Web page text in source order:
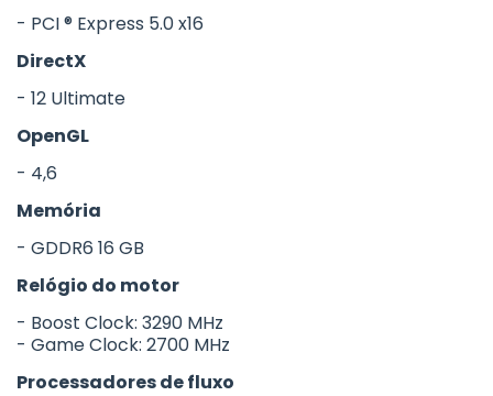
- PCI ® Express 5.0 x16
DirectX
- 12 Ultimate
OpenGL
- 4,6
Memória
- GDDR6 16 GB
Relógio do motor
- Boost Clock: 3290 MHz
- Game Clock: 2700 MHz
Processadores de fluxo